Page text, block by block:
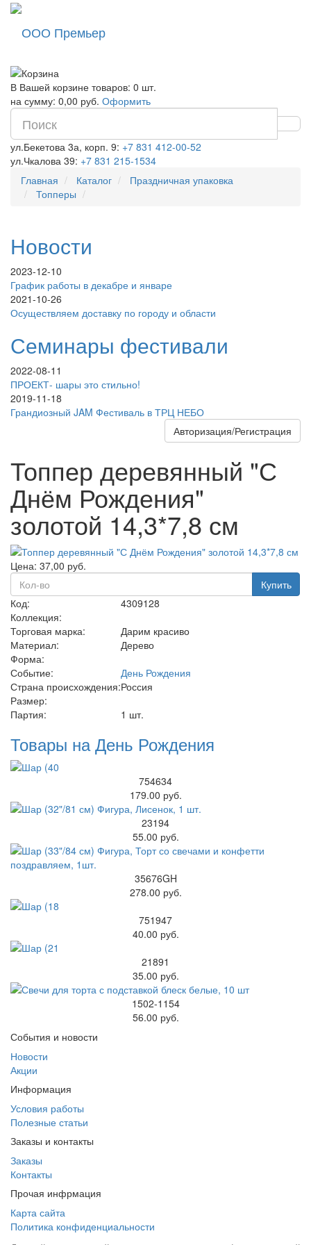
ООО Премьер
В Вашей корзине товаров: 0 шт.
на сумму: 0,00 руб. Оформить
ул.Бекетова 3а, корп. 9: +7 831 412-00-52
ул.Чкалова 39: +7 831 215-1534
Главная
Каталог
Праздничная упаковка
Топперы
Новости
2023-12-10
График работы в декабре и январе
2021-10-26
Осуществляем доставку по городу и области
Семинары фестивали
2022-08-11
ПРОЕКТ- шары это стильно!
2019-11-18
Грандиозный JAM Фестиваль в ТРЦ НЕБО
Авторизация/Регистрация
Топпер деревянный "С
Днём Рождения"
золотой 14,3*7,8 см
Цена: 37,00 руб.
Купить
Код:
4309128
Коллекция:
Торговая марка:
Дарим красиво
Материал:
Дерево
Форма:
Событие:
День Рождения
Страна происхождения:Россия
Размер:
Партия:
1 шт.
Товары на День Рождения
754634
179.00 руб.
23194
55.00 руб.
35676GH
278.00 руб.
751947
40.00 руб.
21891
35.00 руб.
1502-1154
56.00 руб.
События и новости
Новости
Акции
Информация
Условия работы
Полезные статьи
Заказы и контакты
Заказы
Контакты
Прочая инфрмация
Карта сайта
Политика конфиденциальности